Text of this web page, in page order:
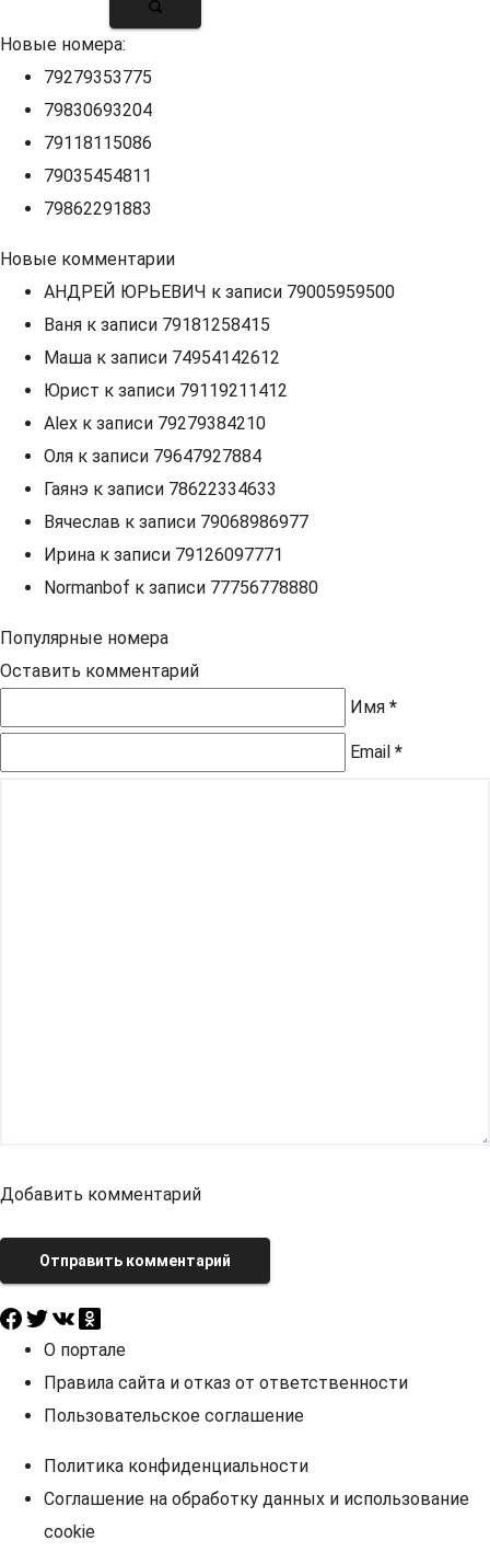
Новые номера:
79279353775
79830693204
79118115086
79035454811
79862291883
Новые комментарии
АНДРЕЙ ЮРЬЕВИЧ к записи 79005959500
Ваня к записи 79181258415
Маша к записи 74954142612
Юрист к записи 79119211412
Alex к записи 79279384210
Оля к записи 79647927884
Гаянэ к записи 78622334633
Вячеслав к записи 79068986977
Ирина к записи 79126097771
Normanbof к записи 77756778880
Популярные номера
Оставить комментарий
Имя *
Email *
Добавить комментарий
Отправить комментарий
О портале
Правила сайта и отказ от ответственности
Пользовательское соглашение
Политика конфиденциальности
Соглашение на обработку данных и использование
cookie